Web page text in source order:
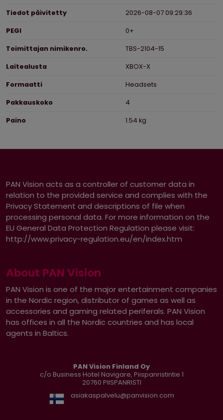
Tiedot päivitetty
2026-08-07 09:29:36
PEGI
0+
Toimittajan nimikenro.
TBS-2104-15
Laitealusta
XBOX-X
Formaatti
Headsets
Pakkauskoko
4
Paino
1.54 kg
PAN Vision acts as a controller of customer data in
relation to the provided service and complies with the
Privacy Statement and descriptions of file when
processing personal data. For more information on the
EU General Data Protection Regulation please visit:
http://www.privacy-regulation.eu/en/index.htm
About PAN Vision
PAN Vision is one of the major entertainment companies
in the Nordic region, distributor of games as well as
accessories and gaming related periferals. PAN Vision
has offices in all the Nordic countries and has local
agents in Baltics.
PAN Vision Finland Oy
c/o Business Hotel Navigare, Piispanristintie 1
20760 PIISPANRISTI
asiakaspalvelu@panvision.com